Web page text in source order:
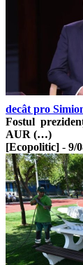
decât pro
Fostul
AUR (…)
[Ecopolitic] - 9/